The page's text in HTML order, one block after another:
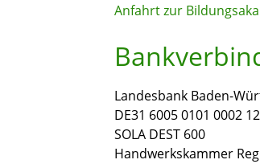
Anfahrt zur
Landesbank Baden-
DE31 6005 0101 0002
SOLA DEST 600
Handwerkskammer